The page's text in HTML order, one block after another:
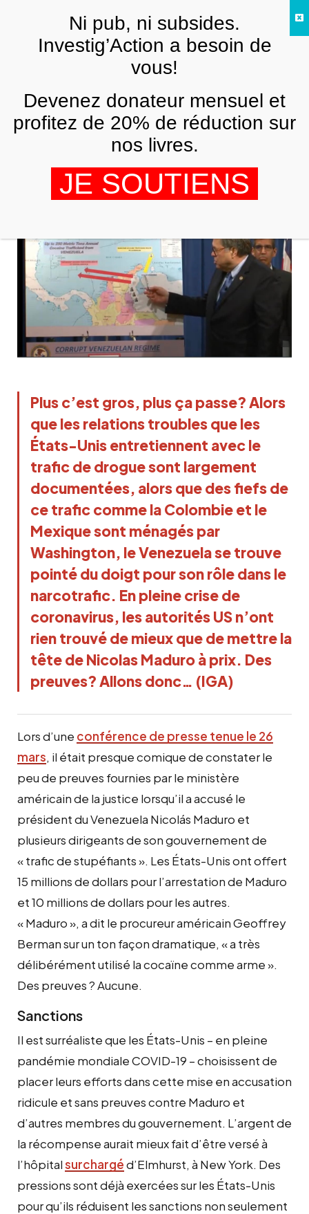
Trump veut-il bombarder Caracas
comme Panama en 1989?
PAOLA ESTRADA,ANA MALDONADO
29 MARS 2020
Plus c’est gros, plus ça passe? Alors
que les relations troubles que les
États-Unis entretiennent avec le
trafic de drogue sont largement
documentées, alors que des fiefs de
ce trafic comme la Colombie et le
Mexique sont ménagés par
Washington, le Venezuela se trouve
pointé du doigt pour son rôle dans le
narcotrafic. En pleine crise de
coronavirus, les autorités US n’ont
rien trouvé de mieux que de mettre la
tête de Nicolas Maduro à prix. Des
preuves? Allons donc… (IGA)
Lors d’une conférence de presse tenue le 26
mars, il était presque comique de constater le
peu de preuves fournies par le ministère
américain de la justice lorsqu’il a accusé le
président du Venezuela Nicolás Maduro et
plusieurs dirigeants de son gouvernement de
« trafic de stupéfiants ». Les États-Unis ont offert
15 millions de dollars pour l’arrestation de Maduro
et 10 millions de dollars pour les autres.
« Maduro », a dit le procureur américain Geoffrey
Berman sur un ton façon dramatique, « a très
délibérément utilisé la cocaïne comme arme ».
Des preuves ? Aucune.
Sanctions
Il est surréaliste que les États-Unis – en pleine
pandémie mondiale COVID-19 – choisissent de
placer leurs efforts dans cette mise en accusation
ridicule et sans preuves contre Maduro et
d’autres membres du gouvernement. L’argent de
la récompense aurait mieux fait d’être versé à
l’hôpitalsurchargéd’Elmhurst, à New York. Des
pressions sont déjà exercées sur les États-Unis
pour qu’ils réduisent les sanctions non seulement
FRNi pub, ni subsides.
Investig’Action a besoin de
vous!
Devenez donateur mensuel et
profitez de 20% de réduction sur
nos livres.
JE SOUTIENS